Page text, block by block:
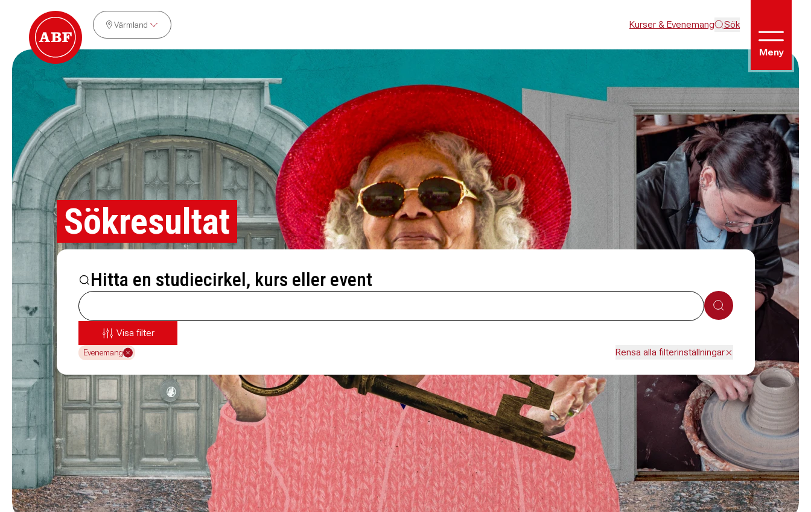
Värmland Kurser & Evenemang Sök
Meny
Sökresultat
Hitta en studiecirkel, kurs eller event
Sök
Visa filter
Evenemang Rensa alla filterinställningar